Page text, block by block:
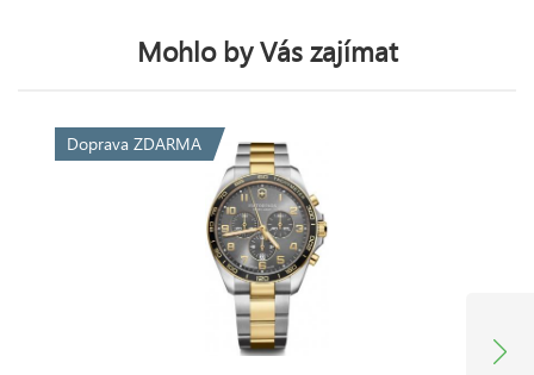
Mohlo by Vás zajímat
Doprava ZDARMA